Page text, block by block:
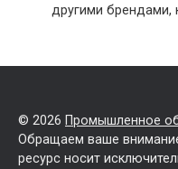
другими брендами,
© 2026 Промышленное
Обращаем ваше
ресурс носит